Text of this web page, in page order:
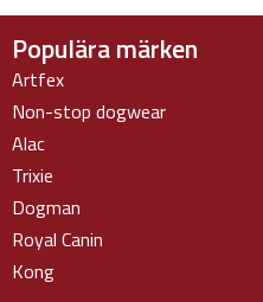
Populära märken
Artfex
Non-stop dogwear
Alac
Trixie
Dogman
Royal Canin
Kong